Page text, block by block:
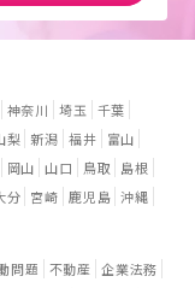
神奈川 埼玉
千葉
梨 新潟 福井
富山
岡山 山口 鳥取
島根
分 宮崎 鹿児島 沖縄
問題 不動産 企業法務